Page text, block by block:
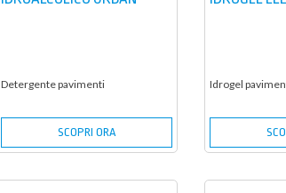
Detergente pavimenti
SCOPRI ORA
Idrogel